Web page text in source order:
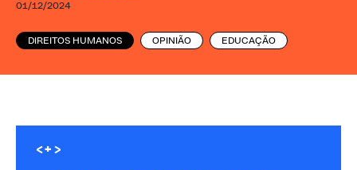
01/12/2024
DIREITOS HUMANOS OPINIÃO EDUCAÇÃO
<+>